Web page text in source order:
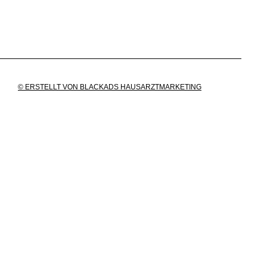
© ERSTELLT VON BLACKADS HAUSARZTMARKETING